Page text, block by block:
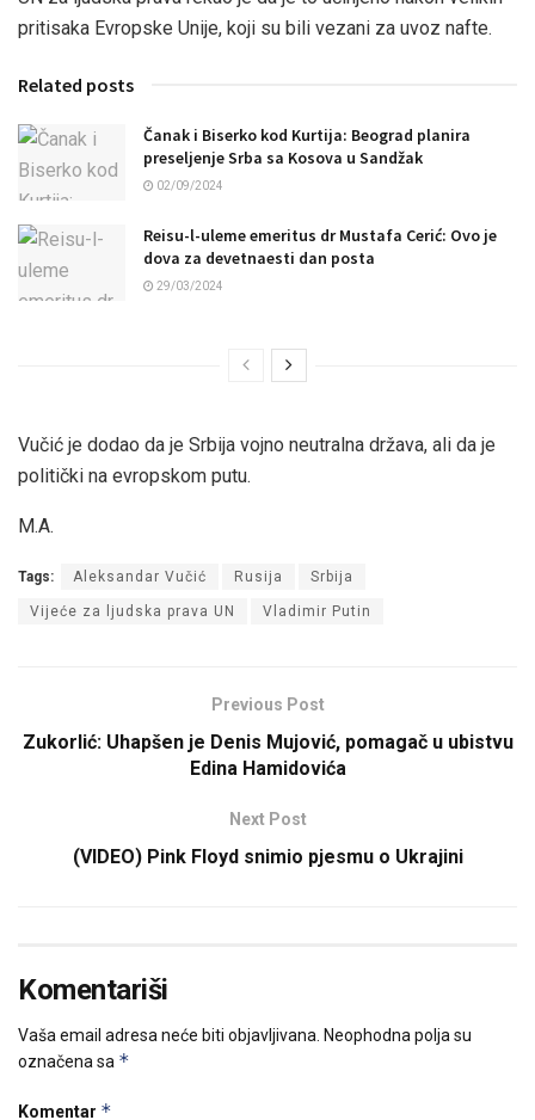
pritisaka Evropske Unije, koji su bili vezani za uvoz nafte.
Related posts
Čanak i Biserko kod Kurtija: Beograd planira
preseljenje Srba sa Kosova u Sandžak
02/09/2024
Reisu-l-uleme emeritus dr Mustafa Cerić: Ovo je
dova za devetnaesti dan posta
29/03/2024
Vučić je dodao da je Srbija vojno neutralna država, ali da je
politički na evropskom putu.
M.A.
Tags: Aleksandar Vučić Rusija Srbija
Vijeće za ljudska prava UN Vladimir Putin
Previous Post
Zukorlić: Uhapšen je Denis Mujović, pomagač u ubistvu
Edina Hamidovića
Next Post
(VIDEO) Pink Floyd snimio pjesmu o Ukrajini
Komentariši
Vaša email adresa neće biti objavljivana. Neophodna polja su
označena sa *
Komentar *